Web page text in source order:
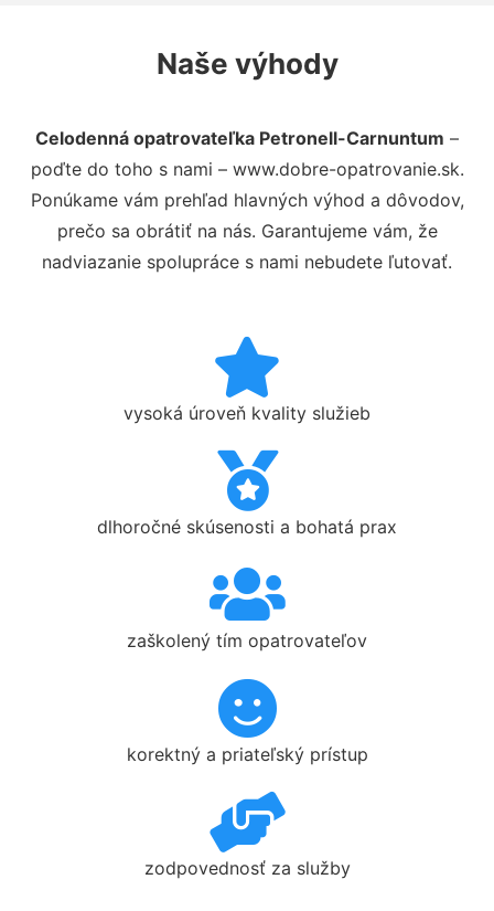
Naše výhody
Celodenná opatrovateľka Petronell-Carnuntum –
poďte do toho s nami – www.dobre-opatrovanie.sk.
Ponúkame vám prehľad hlavných výhod a dôvodov,
prečo sa obrátiť na nás. Garantujeme vám, že
nadviazanie spolupráce s nami nebudete ľutovať.
vysoká úroveň kvality služieb
dlhoročné skúsenosti a bohatá prax
zaškolený tím opatrovateľov
korektný a priateľský prístup
zodpovednosť za služby